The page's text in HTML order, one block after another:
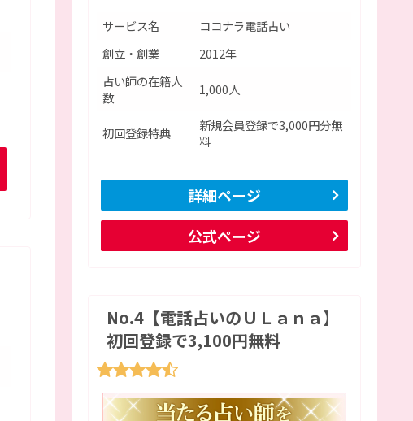
サービス名
ココナラ電話占い
創立・創業
2012年
占い師の在籍人
数
1,000人
初回登録特典
新規会員登録で3,000円分無
料
詳細ページ
公式ページ
No.4【電話占いのＵＬａｎａ】
初回登録で3,100円無料